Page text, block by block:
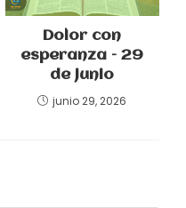
Dolor con
esperanza – 29
de junio
junio 29, 2026